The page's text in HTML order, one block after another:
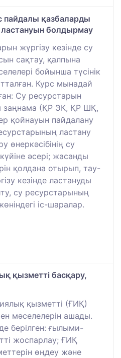
пайдалы қазбаларды
ластануын болдырмау
жүргізу кезінде су
сақтау, қалпына
бойынша түсінік
Курс мынадай
Су ресурстарын
заңнама (ҚР ЭК, ҚР ШҚ,
қойнауын пайдалану
ластану
өнеркәсібінің су
әсері; жасанды
қолдана отырып, тау-
кезінде ластануды
су ресурстарының
іс-шаралар.
қызметті басқару,
қызметті (ҒИҚ)
мәселелерін ашады.
берілген: ғылыми-
жоспарлау; ҒИҚ
өңдеу және